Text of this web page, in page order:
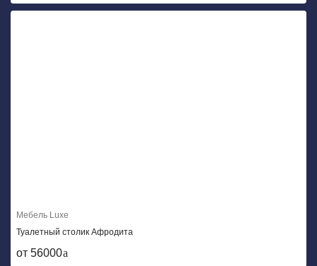
Мебель Luxe
Туалетный столик Афродита
от 56000